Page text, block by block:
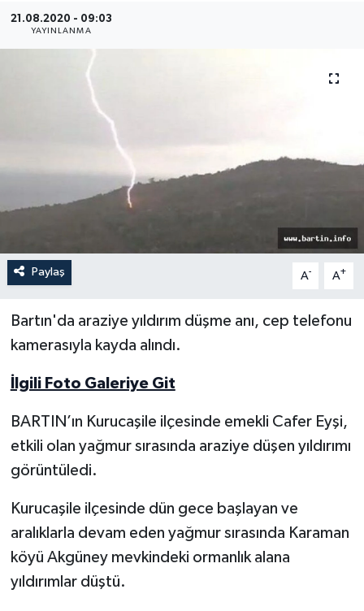
21.08.2020 - 09:03
YAYINLANMA
Paylaş A- A+
Bartın'da araziye yıldırım düşme anı, cep telefonu
kamerasıyla kayda alındı.
İlgili Foto Galeriye Git
BARTIN’ın Kurucaşile ilçesinde emekli Cafer Eyşi,
etkili olan yağmur sırasında araziye düşen yıldırımı
görüntüledi.
Kurucaşile ilçesinde dün gece başlayan ve
aralıklarla devam eden yağmur sırasında Karaman
köyü Akgüney mevkindeki ormanlık alana
yıldırımlar düştü.
Medya
Sivil Toplum
Siyaset
Tarım
Turizm
DÜNYA